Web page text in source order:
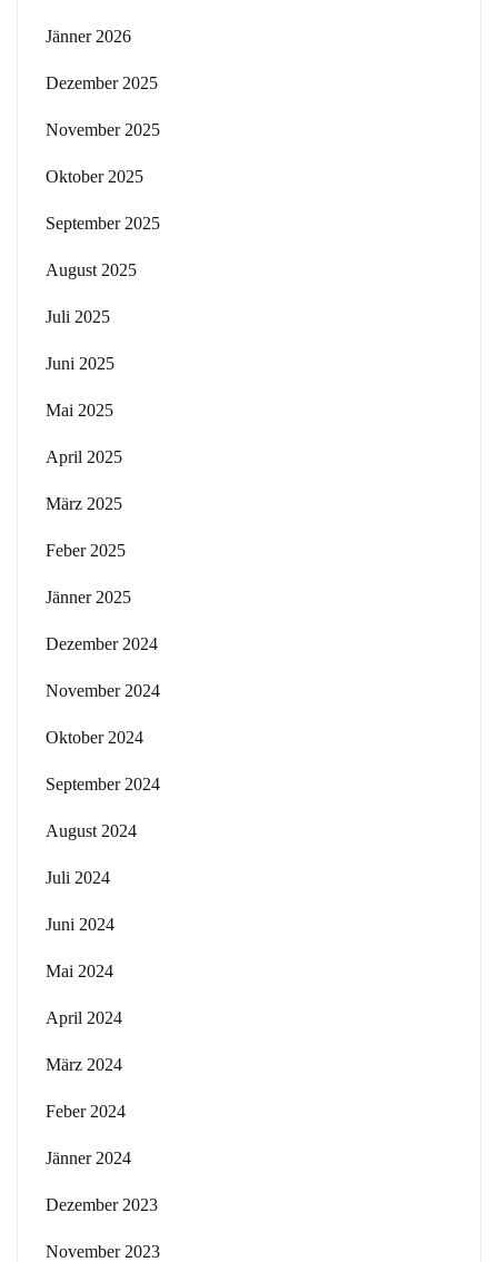
Jänner 2026
Dezember 2025
November 2025
Oktober 2025
September 2025
August 2025
Juli 2025
Juni 2025
Mai 2025
April 2025
März 2025
Feber 2025
Jänner 2025
Dezember 2024
November 2024
Oktober 2024
September 2024
August 2024
Juli 2024
Juni 2024
Mai 2024
April 2024
März 2024
Feber 2024
Jänner 2024
Dezember 2023
November 2023